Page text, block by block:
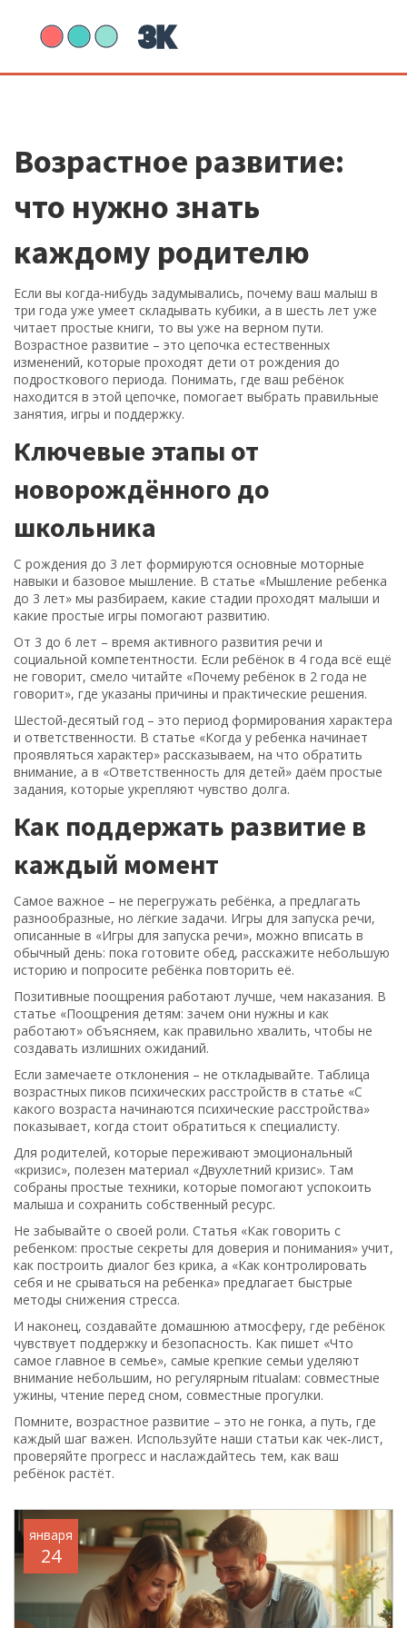
Возрастное развитие:
что нужно знать
каждому родителю
Если вы когда‑нибудь задумывались, почему ваш малыш в
три года уже умеет складывать кубики, а в шесть лет уже
читает простые книги, то вы уже на верном пути.
Возрастное развитие – это цепочка естественных
изменений, которые проходят дети от рождения до
подросткового периода. Понимать, где ваш ребёнок
находится в этой цепочке, помогает выбрать правильные
занятия, игры и поддержку.
Ключевые этапы от
новорождённого до
школьника
С рождения до 3 лет формируются основные моторные
навыки и базовое мышление. В статье «Мышление ребенка
до 3 лет» мы разбираем, какие стадии проходят малыши и
какие простые игры помогают развитию.
От 3 до 6 лет – время активного развития речи и
социальной компетентности. Если ребёнок в 4 года всё ещё
не говорит, смело читайте «Почему ребёнок в 2 года не
говорит», где указаны причины и практические решения.
Шестой‑десятый год – это период формирования характера
и ответственности. В статье «Когда у ребенка начинает
проявляться характер» рассказываем, на что обратить
внимание, а в «Ответственность для детей» даём простые
задания, которые укрепляют чувство долга.
Как поддержать развитие в
каждый момент
Самое важное – не перегружать ребёнка, а предлагать
разнообразные, но лёгкие задачи. Игры для запуска речи,
описанные в «Игры для запуска речи», можно вписать в
обычный день: пока готовите обед, расскажите небольшую
историю и попросите ребёнка повторить её.
Позитивные поощрения работают лучше, чем наказания. В
статье «Поощрения детям: зачем они нужны и как
работают» объясняем, как правильно хвалить, чтобы не
создавать излишних ожиданий.
Если замечаете отклонения – не откладывайте. Таблица
возрастных пиков психических расстройств в статье «С
какого возраста начинаются психические расстройства»
показывает, когда стоит обратиться к специалисту.
Для родителей, которые переживают эмоциональный
«кризис», полезен материал «Двухлетний кризис». Там
собраны простые техники, которые помогают успокоить
малыша и сохранить собственный ресурс.
Не забывайте о своей роли. Статья «Как говорить с
ребенком: простые секреты для доверия и понимания» учит,
как построить диалог без крика, а «Как контролировать
себя и не срываться на ребенка» предлагает быстрые
методы снижения стресса.
И наконец, создавайте домашнюю атмосферу, где ребёнок
чувствует поддержку и безопасность. Как пишет «Что
самое главное в семье», самые крепкие семьи уделяют
внимание небольшим, но регулярным ritualам: совместные
ужины, чтение перед сном, совместные прогулки.
Помните, возрастное развитие – это не гонка, а путь, где
каждый шаг важен. Используйте наши статьи как чек‑лист,
проверяйте прогресс и наслаждайтесь тем, как ваш
ребёнок растёт.
января
24